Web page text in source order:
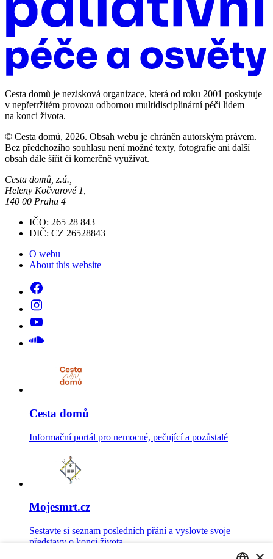
Cesta domů je nezisková organizace, která od roku 2001 poskytuje
v nepřetržitém provozu odbornou multidisciplinární péči lidem
na konci života.
© Cesta domů, 2026. Obsah webu je chráněn autorským právem.
Bez předchozího souhlasu není možné texty, fotografie ani další
obsah dále šířit či komerčně využívat.
Cesta domů, z.ú.,
Heleny Kočvarové 1,
140 00 Praha 4
IČO: 265 28 843
DIČ: CZ 26528843
O webu
About this website
Cesta domů
Informační portál pro nemocné, pečující a pozůstalé
Mojesmrt.cz
Sestavte si seznam posledních přání a vyslovte svoje
představy o konci života